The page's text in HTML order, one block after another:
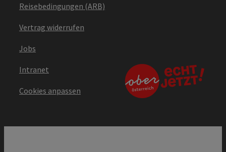
Reisebedingungen (ARB)
Vertrag widerrufen
Jobs
Intranet
Cookies anpassen